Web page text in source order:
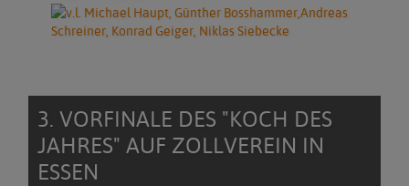
3. VORFINALE DES "KOCH DES
JAHRES" AUF ZOLLVEREIN IN
ESSEN